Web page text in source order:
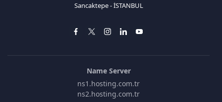
Sancaktepe - İSTANBUL
Name Server
ns1.hosting.com.tr
ns2.hosting.com.tr